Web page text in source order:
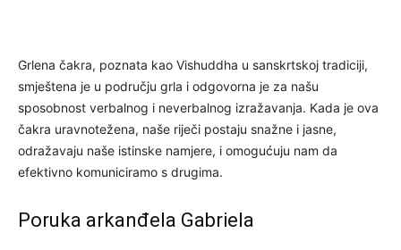
Grlena čakra, poznata kao Vishuddha u sanskrtskoj tradiciji,
smještena je u području grla i odgovorna je za našu
sposobnost verbalnog i neverbalnog izražavanja. Kada je ova
čakra uravnotežena, naše riječi postaju snažne i jasne,
odražavaju naše istinske namjere, i omogućuju nam da
efektivno komuniciramo s drugima.
Poruka arkanđela Gabriela